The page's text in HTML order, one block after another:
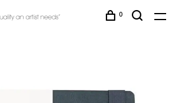
0